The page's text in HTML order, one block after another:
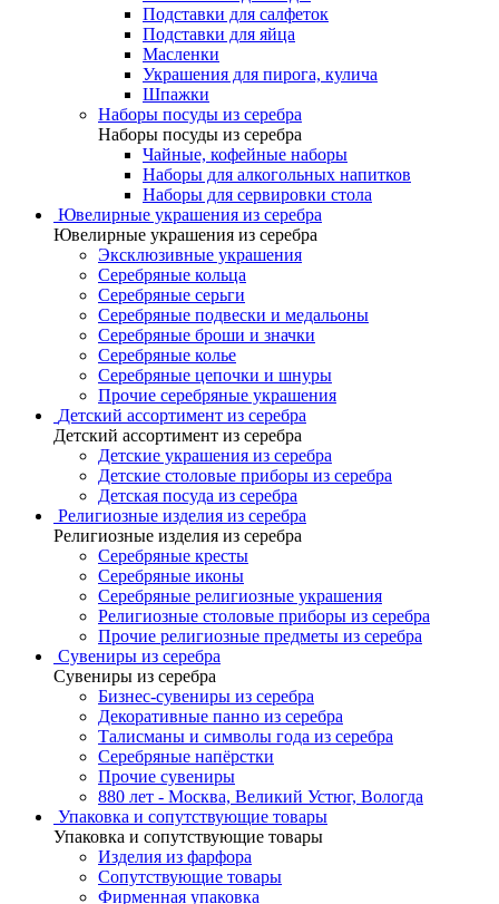
Подставки для салфеток
Подставки для яйца
Масленки
Украшения для пирога, кулича
Шпажки
Наборы посуды из серебра
Наборы посуды из серебра
Чайные, кофейные наборы
Наборы для алкогольных напитков
Наборы для сервировки стола
Ювелирные украшения из серебра
Ювелирные украшения из серебра
Эксклюзивные украшения
Серебряные кольца
Серебряные серьги
Серебряные подвески и медальоны
Серебряные броши и значки
Серебряные колье
Серебряные цепочки и шнуры
Прочие серебряные украшения
Детский ассортимент из серебра
Детский ассортимент из серебра
Детские украшения из серебра
Детские столовые приборы из серебра
Детская посуда из серебра
Религиозные изделия из серебра
Религиозные изделия из серебра
Серебряные кресты
Серебряные иконы
Серебряные религиозные украшения
Религиозные столовые приборы из серебра
Прочие религиозные предметы из серебра
Сувениры из серебра
Сувениры из серебра
Бизнес-сувениры из серебра
Декоративные панно из серебра
Талисманы и символы года из серебра
Серебряные напёрстки
Прочие сувениры
880 лет - Москва, Великий Устюг, Вологда
Упаковка и сопутствующие товары
Упаковка и сопутствующие товары
Изделия из фарфора
Сопутствующие товары
Фирменная упаковка